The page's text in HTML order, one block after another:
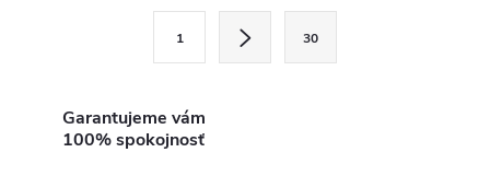
1 30
Garantujeme vám
100% spokojnosť